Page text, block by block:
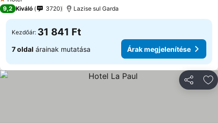
1 Kategória
9,2 Kiváló 3720 Lazise sul Garda
Kezdőár: 31 841 Ft
7 oldal árainak mutatása Árak megjelenítése